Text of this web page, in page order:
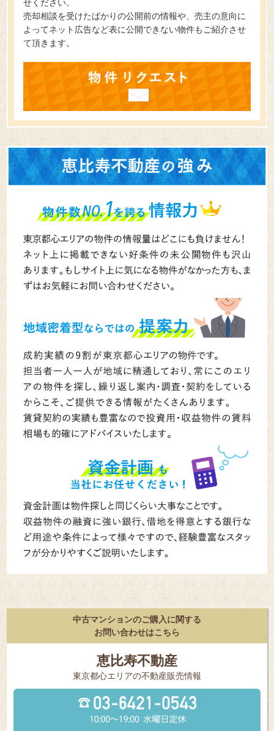
せください。
売却相談を受けたばかりの公開前の情報や、売主の意向に
よってネット広告など表に公開できない物件もご紹介させ
て頂きます。
中古マンションのご購入に関する
お問い合わせはこちら
恵比寿不動産
東京都⼼エリアの不動産販売情報